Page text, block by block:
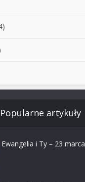
Popularne artykuły
Ewangelia i Ty – 23 marca